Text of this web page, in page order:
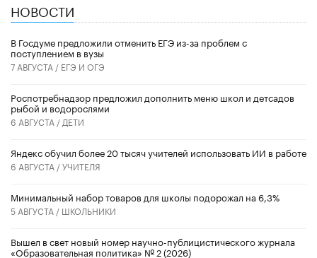
НОВОСТИ
В Госдуме предложили отменить ЕГЭ из-за проблем с
поступлением в вузы
7 АВГУСТА / ЕГЭ И ОГЭ
Роспотребнадзор предложил дополнить меню школ и детсадов
рыбой и водорослями
6 АВГУСТА / ДЕТИ
​Яндекс обучил более 20 тысяч учителей использовать ИИ в работе
6 АВГУСТА /УЧИТЕЛЯ
Минимальный набор товаров для школы подорожал на 6,3%
5 АВГУСТА / ШКОЛЬНИКИ
Вышел в свет новый номер научно-публицистического журнала
«Образовательная политика» № 2 (2026)